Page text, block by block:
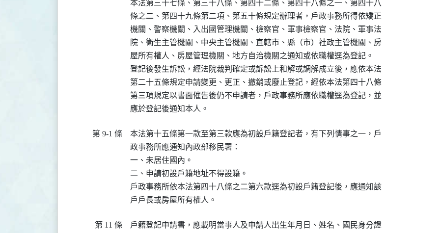
本法第三十七條、第三十八條、第四十二條、第四十八條之一、第四十八
條之二、第四十九條第二項、第五十條規定辦理者，戶政事務所得依矯正
機關、警察機關、入出國管理機關、檢察官、軍事檢察官、法院、軍事法
院、衛生主管機關、中央主管機關、直轄市、縣（市）社政主管機關、房
屋所有權人、房屋管理機關、地方自治機關之通知或依職權逕為登記。
登記後發生訴訟，經法院裁判確定或訴訟上和解或調解成立後，應依本法
第二十五條規定申請變更、更正、撤銷或廢止登記，經依本法第四十八條
第三項規定以書面催告後仍不申請者，戶政事務所應依職權逕為登記，並
應於登記後通知本人。
第 9-1 條
本法第十五條第一款至第三款應為初設戶籍登記者，有下列情事之一，戶
政事務所應通知內政部移民署：
一、未居住國內。
二、申請初設戶籍地址不得設籍。
戶政事務所依本法第四十八條之二第六款逕為初設戶籍登記後，應通知該
戶戶長或房屋所有權人。
第 11 條
戶籍登記申請書，應載明當事人及申請人出生年月日、姓名、國民身分證